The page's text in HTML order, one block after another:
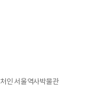
인 서울역사박물관